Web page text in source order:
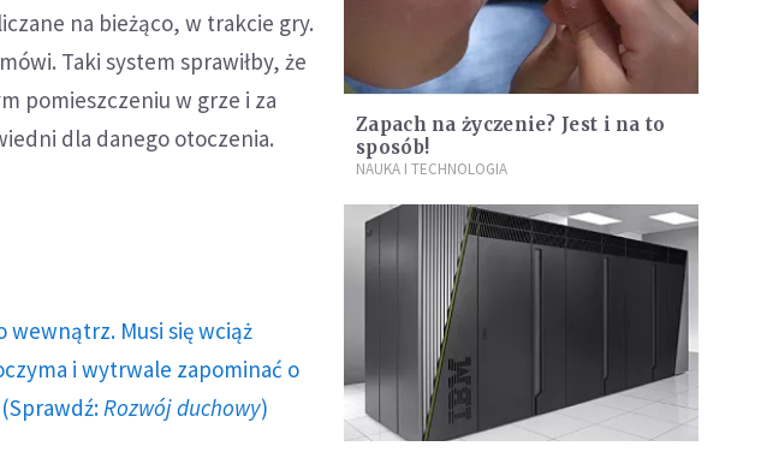
na bieżąco, w trakcie gry.
Taki system sprawiłby, że
pomieszczeniu w grze i za
dla danego otoczenia.
wewnątrz. Musi się wciąż
i wytrwale zapominać o
Rozwój duchowy)
Zapach na życzenie? Jest i na to
sposób!
NAUKA I TECHNOLOGIA